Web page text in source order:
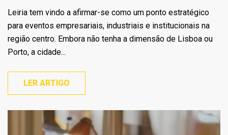
Leiria tem vindo a afirmar-se como um ponto estratégico
para eventos empresariais, industriais e institucionais na
região centro. Embora não tenha a dimensão de Lisboa ou
Porto, a cidade...
LER ARTIGO